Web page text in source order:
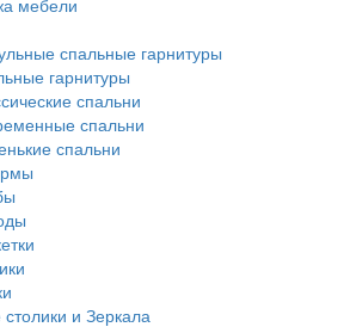
мебели
спальные гарнитуры
гарнитуры
спальни
спальни
спальни
и Зеркала